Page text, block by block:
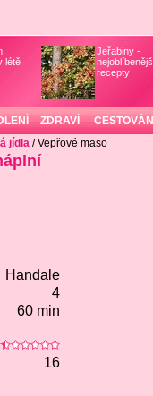
létě
Jeřabiny -
recepty
ZDRAVÍ CESTOVÁNÍ
jídla/ Vepřové maso
Handale
4
60 min
16